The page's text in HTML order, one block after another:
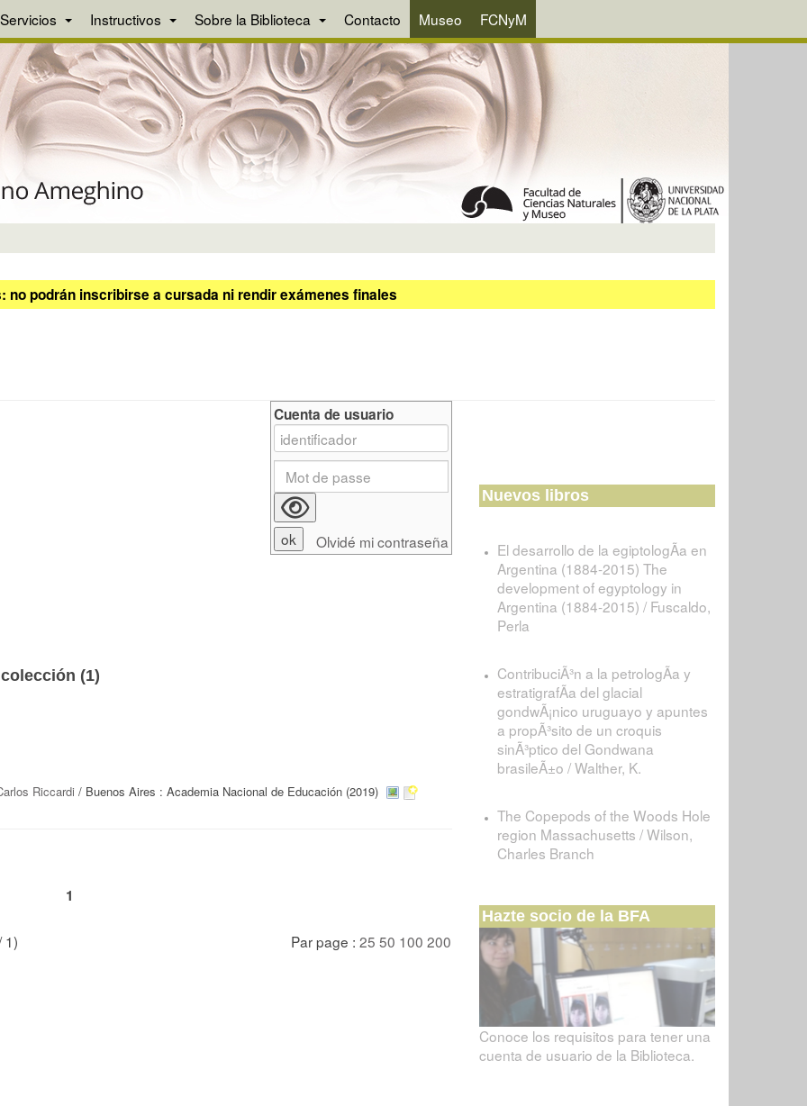
Servicios Instructivos Sobre la Biblioteca Contacto Museo FCNyM
podrán inscribirse a cursada ni rendir exámenes finales
(1)
Riccardi / Buenos Aires : Academia Nacional de Educación (2019)
1
1) Par page : 25 50 100 200
Cuenta de usuario
Olvidé mi contraseña
Nuevos libros
El desarrollo de la egiptologÃ­a en
Argentina (1884-2015) The
development of egyptology in
Argentina (1884-2015) / Fuscaldo,
Perla
ContribuciÃ³n a la petrologÃ­a y
estratigrafÃ­a del glacial
gondwÃ¡nico uruguayo y apuntes
a propÃ³sito de un croquis
sinÃ³ptico del Gondwana
brasileÃ±o / Walther, K.
The Copepods of the Woods Hole
region Massachusetts / Wilson,
Charles Branch
Hazte socio de la BFA
Conoce los requisitos para tener una
cuenta de usuario de la Biblioteca.